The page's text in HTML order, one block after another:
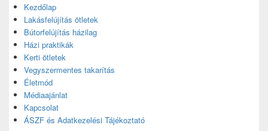
Kezdőlap
Lakásfelújítás ötletek
Bútorfelújítás házilag
Házi praktikák
Kerti ötletek
Vegyszermentes takarítás
Életmód
Médiaajánlat
Kapcsolat
ÁSZF és Adatkezelési Tájékoztató